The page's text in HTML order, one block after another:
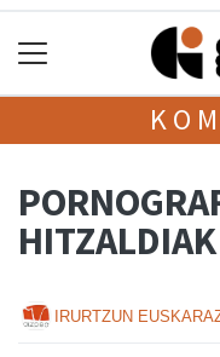
HITZALDIAK
IRURTZUN